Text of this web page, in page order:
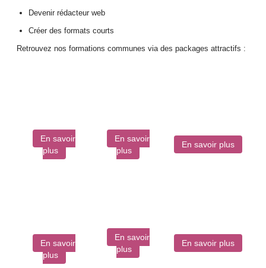
Devenir rédacteur web
Créer des formats courts
Retrouvez nos formations communes via des packages attractifs :
En savoir
plus
En savoir
plus
En savoir plus
En savoir
plus
En savoir
plus
En savoir plus